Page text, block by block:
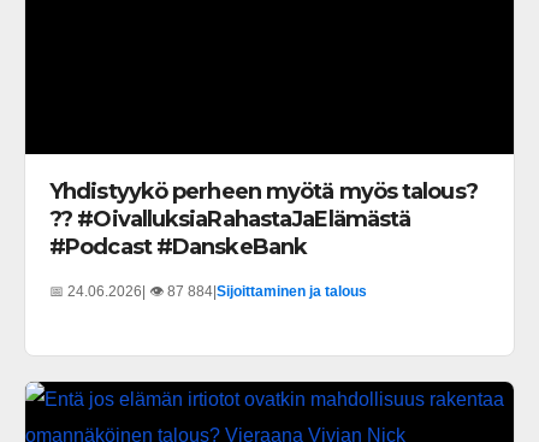
Yhdistyykö perheen myötä myös talous?
?? #OivalluksiaRahastaJaElämästä
#Podcast #DanskeBank
📅 24.06.2026 | 👁️ 87 884 Sijoittaminen ja talous